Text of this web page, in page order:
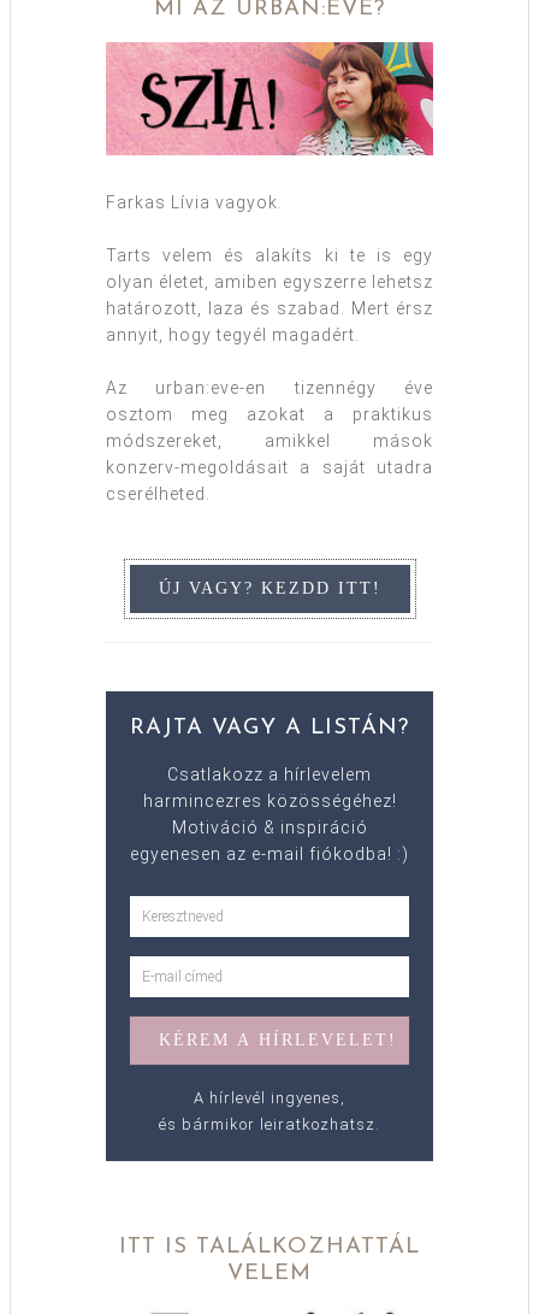
MI AZ URBAN:EVE?
Farkas Lívia vagyok.
Tarts velem és alakíts ki te is egy
olyan életet, amiben egyszerre lehetsz
határozott, laza és szabad. Mert érsz
annyit, hogy tegyél magadért.
Az urban:eve-en tizennégy éve
osztom meg azokat a praktikus
módszereket, amikkel mások
konzerv-megoldásait a saját utadra
cserélheted.
RAJTA VAGY A LISTÁN?
Csatlakozz a hírlevelem
harmincezres közösségéhez!
Motiváció & inspiráció
egyenesen az e-mail fiókodba! :)
A hírlevél ingyenes,
és bármikor leiratkozhatsz.
ITT IS TALÁLKOZHATTÁL
VELEM